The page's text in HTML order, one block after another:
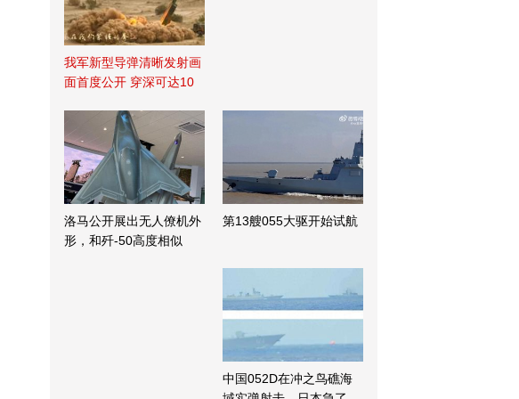
我军新型导弹清晰发射画
面首度公开 穿深可达10
洛马公开展出无人僚机外
形，和歼-50高度相似
第13艘055大驱开始试航
中国052D在冲之鸟礁海